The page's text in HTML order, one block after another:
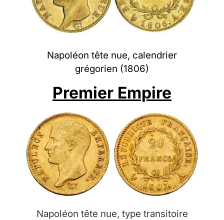
Napoléon tête nue, calendrier
grégorien (1806)
Premier Empire
Napoléon tête nue, type transitoire